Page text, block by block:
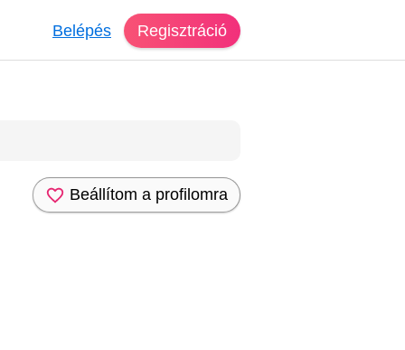
Belépés Regisztráció
Beállítom a profilomra